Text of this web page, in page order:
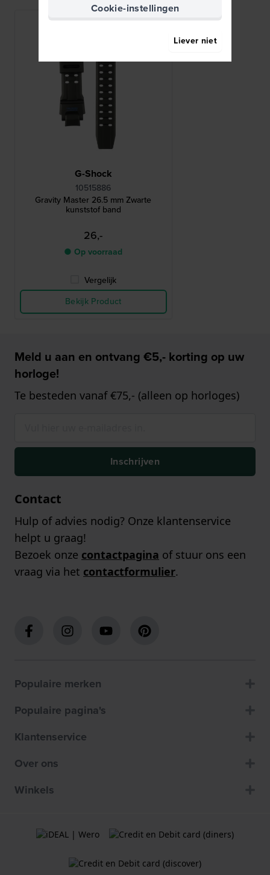
G-Shock
10515886
Gravity Master 26.5 mm Zwarte
kunststof band
26,-
● Op voorraad
Vergelijk
Bekijk Product
Meld u aan en ontvang €5,- korting op uw
horloge!
Te besteden vanaf €75,- (alleen op horloges)
Inschrijven
Contact
Hulp of advies nodig? Onze klantenservice
helpt u graag!
Bezoek onze contactpagina of stuur ons een
vraag via het contactformulier.
Populaire merken
Populaire pagina's
Klantenservice
Over ons
Winkels
Cookie-instellingen
Liever niet